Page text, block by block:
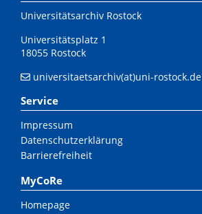
Universitätsarchiv Rostock
Universitätsplatz 1
18055 Rostock
universitaetsarchiv(at)uni-rostock.de
Service
Impressum
Datenschutzerklärung
Barrierefreiheit
MyCoRe
Homepage